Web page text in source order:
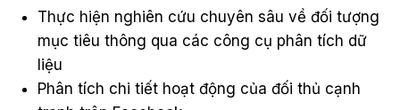
Thực hiện nghiên cứu chuyên sâu về đối tượng
mục tiêu thông qua các công cụ phân tích dữ
liệu
Phân tích chi tiết hoạt động của đối thủ cạnh